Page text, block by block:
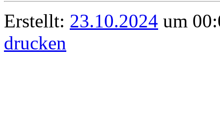
Erstellt: 23.10.2024 um
drucken